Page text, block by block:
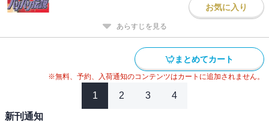
お気に入り
あらすじを見る
まとめてカート
※無料、予約、入荷通知のコンテンツはカートに追加されません。
1 2 3 4
新刊通知